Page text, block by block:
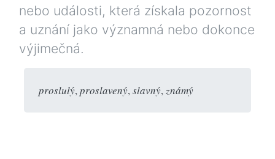
nebo události, která získala pozornost
a uznání jako významná nebo dokonce
výjimečná.
proslulý,proslavený,slavný,známý